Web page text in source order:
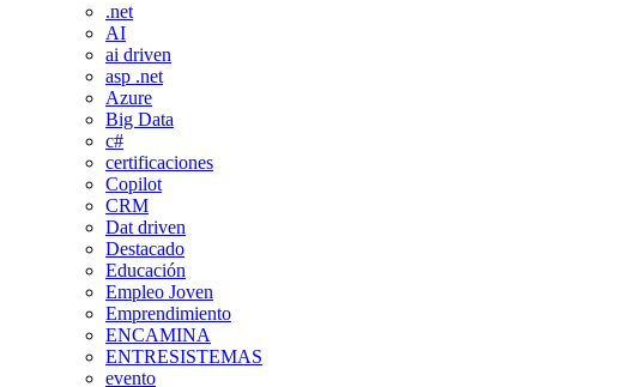
.net
AI
ai driven
asp .net
Azure
Big Data
c#
certificaciones
Copilot
CRM
Dat driven
Destacado
Educación
Empleo Joven
Emprendimiento
ENCAMINA
ENTRESISTEMAS
evento